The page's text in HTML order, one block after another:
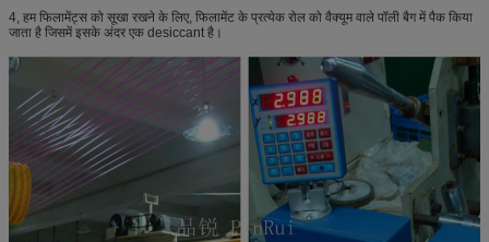
4, हम फिलामेंट्स को सूखा रखने के लिए, फिलामेंट के प्रत्येक रोल को वैक्यूम वाले पॉली बैग में पैक किया
जाता है जिसमें इसके अंदर एक desiccant है।